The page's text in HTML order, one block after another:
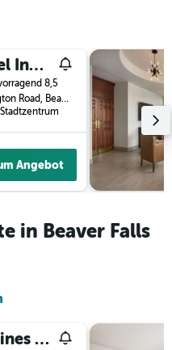
Microtel Inn & Suites by Wyndham Beaver Falls
8,5
2801 Darlington Road, Beaver Falls, PA, USA
Angebot
in Beaver Falls
Near Mines & Meadows: Spacious Home w/ Game Room